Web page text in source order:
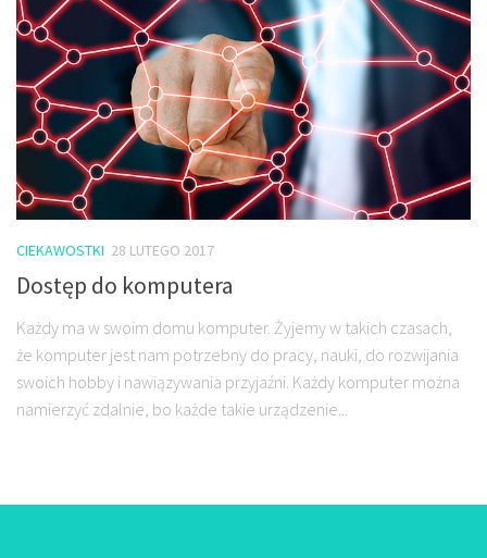
CIEKAWOSTKI 28 LUTEGO 2017
Dostęp do komputera
Każdy ma w swoim domu komputer. Żyjemy w takich czasach,
że komputer jest nam potrzebny do pracy, nauki, do rozwijania
swoich hobby i nawiązywania przyjaźni. Każdy komputer można
namierzyć zdalnie, bo każde takie urządzenie...